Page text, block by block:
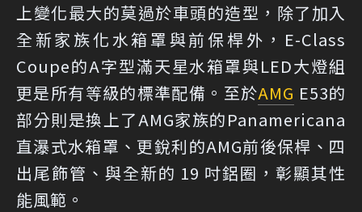
上變化最大的莫過於車頭的造型，除了加入
全新家族化水箱罩與前保桿外，E-Class
Coupe的A字型滿天星水箱罩與LED大燈組
更是所有等級的標準配備。至於AMG E53的
部分則是換上了AMG家族的Panamericana
直瀑式水箱罩、更銳利的AMG前後保桿、四
出尾飾管、與全新的 19 吋鋁圈，彰顯其性
能風範。